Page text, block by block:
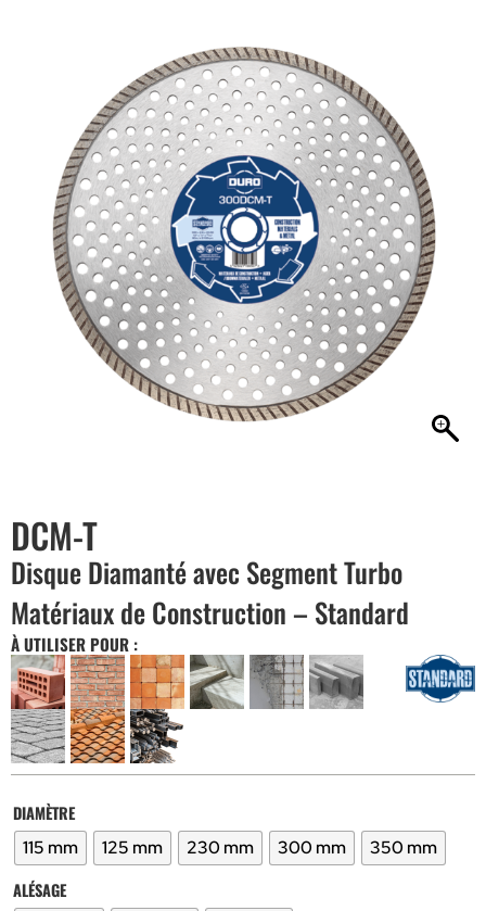
DCM-T
Disque Diamanté avec Segment Turbo
Matériaux de Construction – Standard
À UTILISER POUR :
DIAMÈTRE
115 mm
125 mm 230 mm 300 mm
350 mm
ALÉSAGE